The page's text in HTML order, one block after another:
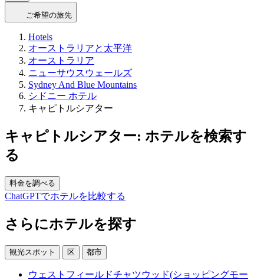
ご希望の旅先
Hotels
オーストラリアと太平洋
オーストラリア
ニューサウスウェールズ
Sydney And Blue Mountains
シドニー ホテル
キャピトルシアター
キャピトルシアター: ホテルを検索す
る
料金を調べる
ChatGPTでホテルを比較する
さらにホテルを探す
観光スポット 区 都市
ウェストフィールドチャツウッド(ショッピングモー